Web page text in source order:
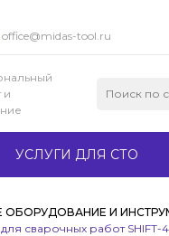
office@midas-tool.ru
и
УСЛУГИ ДЛЯ СТО
ОБОРУДОВАНИЕ И
сварочных работ SHIFT-